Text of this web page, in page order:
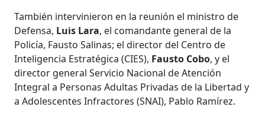
También intervinieron en la reunión el ministro de
Defensa, Luis Lara, el comandante general de la
Policía, Fausto Salinas; el director del Centro de
Inteligencia Estratégica (CIES), Fausto Cobo, y el
director general Servicio Nacional de Atención
Integral a Personas Adultas Privadas de la Libertad y
a Adolescentes Infractores (SNAI), Pablo Ramírez.